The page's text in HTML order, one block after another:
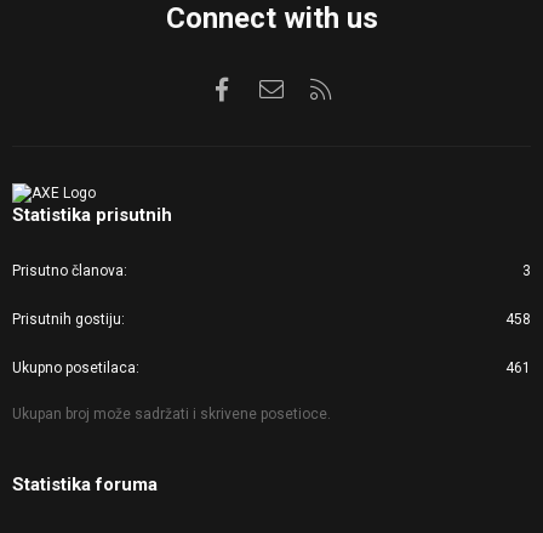
Connect with us
FacebookKontaktirajte nas
Statistika prisutnih
Prisutno članova 3
Prisutnih gostiju 458
Ukupno posetilaca 461
Ukupan broj može sadržati i skrivene posetioce.
Statistika foruma